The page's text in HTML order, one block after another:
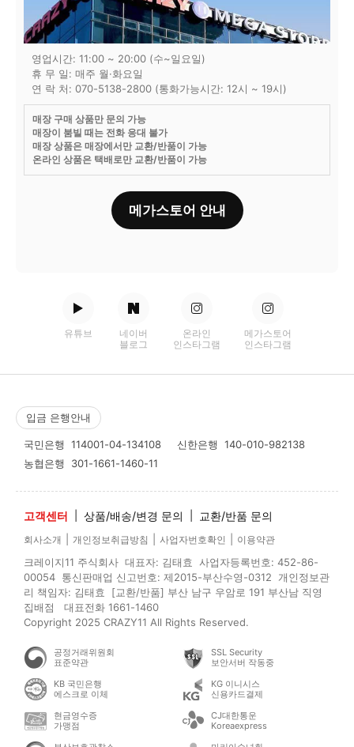
영업시간: 11:00 ~ 20:00 (수~일요일)
휴 무 일: 매주 월·화요일
연 락 처: 070-5138-2800 (통화가능시간: 12시 ~ 19시)
매장 구매 상품만 문의 가능
매장이 붐빌 때는 전화 응대 불가
매장 상품은 매장에서만 교환/반품이 가능
온라인 상품은 택배로만 교환/반품이 가능
메가스토어 안내
유튜브
네이버
블로그
온라인
인스타그램
메가스토어
인스타그램
입금 은행안내
국민은행 114001-04-134108 신한은행 140-010-982138
농협은행 301-1661-1460-11
고객센터 상품/배송/변경 문의 교환/반품 문의
회사소개 개인정보취급방침 사업자번호확인 이용약관
크레이지11 주식회사 대표자: 김태효 사업자등록번호: 452-86-
00054 통신판매업 신고번호: 제2015-부산수영-0312 개인정보관
리 책임자: 김태효 [교환/반품] 부산 남구 우암로 191 부산남 직영
집배점 대표전화 1661-1460
Copyright 2025 CRAZY11 All Rights Reserved.
공정거래위원회
표준약관
SSL Security
보안서버 작동중
KB 국민은행
에스크로 이체
KG 이니시스
신용카드결제
현금영수증
가맹점
CJ대한통운
Koreaexpress